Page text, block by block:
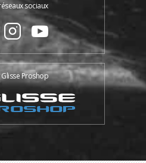
sociaux
Proshop